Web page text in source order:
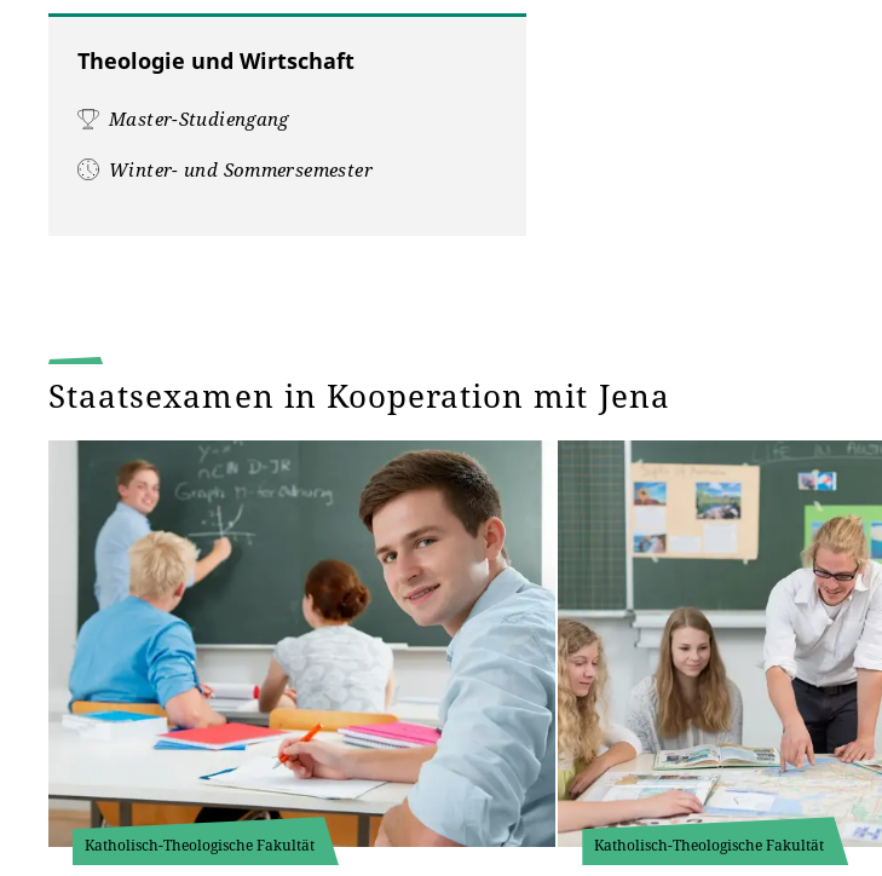
Theologie und Wirtschaft
Master-Studiengang
Winter- und Sommersemester
Staatsexamen in Kooperation mit Jena
Katholisch-Theologische Fakultät Katholisch-Theologische Fakultät